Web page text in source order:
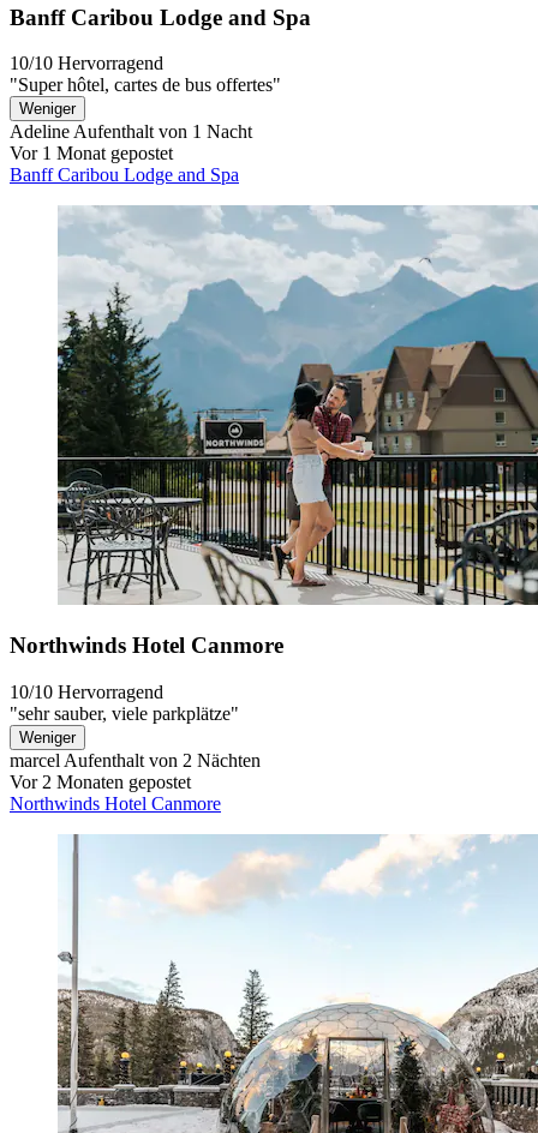
Banff Caribou Lodge and Spa
10/10 Hervorragend
"Super hôtel, cartes de bus offertes"
Weniger
Adeline Aufenthalt von 1 Nacht
Vor 1 Monat gepostet
Banff Caribou Lodge and Spa
Northwinds Hotel Canmore
10/10 Hervorragend
"sehr sauber, viele parkplätze"
Weniger
marcel Aufenthalt von 2 Nächten
Vor 2 Monaten gepostet
Northwinds Hotel Canmore